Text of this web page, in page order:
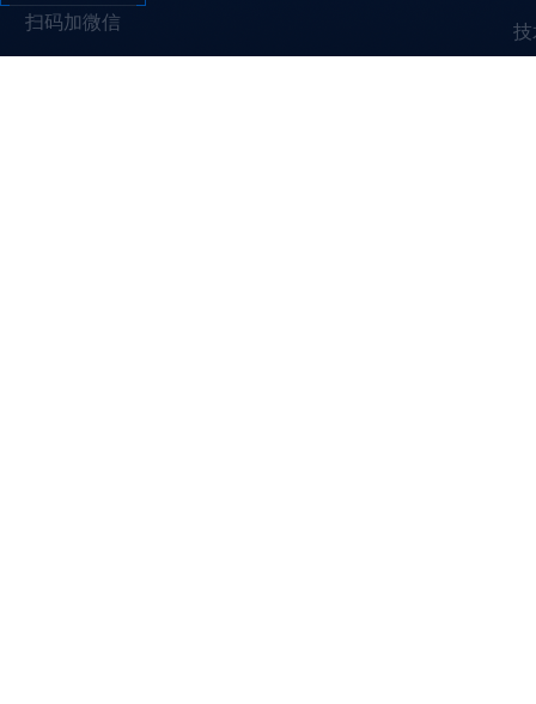
扫码加微信 技